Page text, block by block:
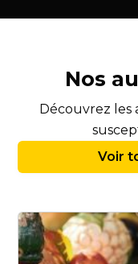
Nos
Découvrez les
Voir